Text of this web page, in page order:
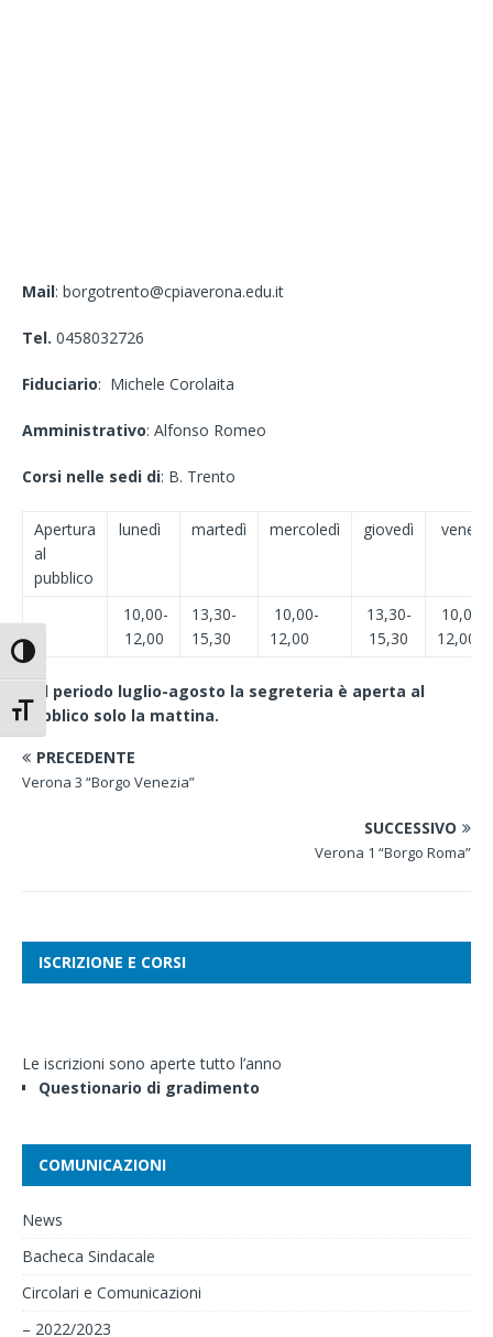
Attiva/disattiva alto contrasto
Attiva/disattiva dimensione testo
Mail: borgotrento@cpiaverona.edu.it
Tel. 0458032726
Fiduciario: Michele Corolaita
Amministrativo: Alfonso Romeo
Corsi nelle sedi di: B. Trento
Apertura
al
pubblico
lunedì martedì mercoledì giovedì venerdì
10,00-
12,00
13,30-
15,30
10,00-
12,00
13,30-
15,30
10,00-
12,00
Nel periodo luglio-agosto la segreteria è aperta al
pubblico solo la mattina.
PRECEDENTE
Verona 3 “Borgo Venezia”
SUCCESSIVO
Verona 1 “Borgo Roma”
ISCRIZIONE E CORSI
Le iscrizioni sono aperte tutto l’anno
Questionario di gradimento
COMUNICAZIONI
News
Bacheca Sindacale
Circolari e Comunicazioni
– 2022/2023